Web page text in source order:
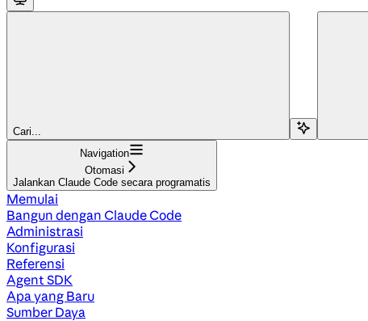
Cari...
Navigation
Otomasi
Jalankan Claude Code secara programatis
Memulai
Bangun dengan Claude Code
Administrasi
Konfigurasi
Referensi
Agent SDK
Apa yang Baru
Sumber Daya